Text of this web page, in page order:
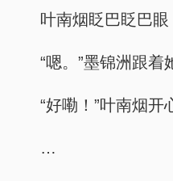
叶南烟眨巴眨巴
“嗯。”墨锦洲跟着
“好嘞！”叶南烟开
…